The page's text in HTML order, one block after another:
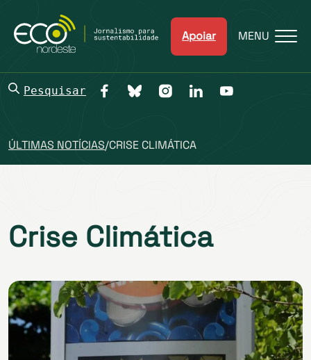
Apoiar MENU
Pesquisar
ÚLTIMAS NOTÍCIAS/CRISE CLIMÁTICA
Crise Climática